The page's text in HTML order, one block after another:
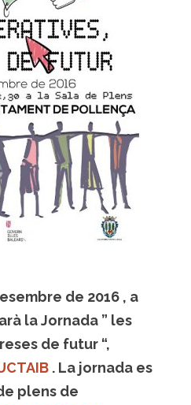
de 2016 , a
la Jornada ” les
de futur “,
. La jornada es
plens de